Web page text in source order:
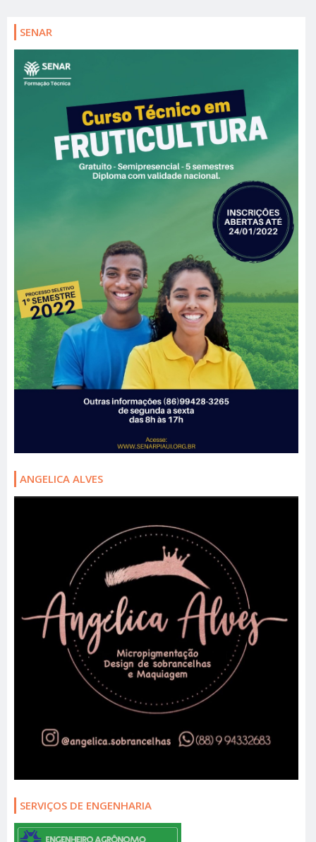
SENAR
ANGELICA ALVES
SERVIÇOS DE ENGENHARIA